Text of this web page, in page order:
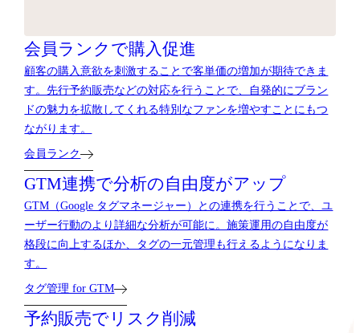
会員ランクで購入促進
顧客の購入意欲を刺激することで客単価の増加が期待できま
す。先行予約販売などの対応を行うことで、自発的にブラン
ドの魅力を拡散してくれる特別なファンを増やすことにもつ
ながります。
会員ランク
GTM連携で分析の自由度がアップ
GTM（Google タグマネージャー）との連携を行うことで、ユ
ーザー行動のより詳細な分析が可能に。施策運用の自由度が
格段に向上するほか、タグの一元管理も行えるようになりま
す。
タグ管理 for GTM
予約販売でリスク削減